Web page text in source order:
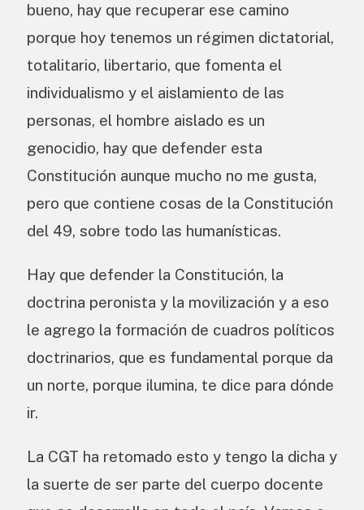
bueno, hay que recuperar ese camino
porque hoy tenemos un régimen dictatorial,
totalitario, libertario, que fomenta el
individualismo y el aislamiento de las
personas, el hombre aislado es un
genocidio, hay que defender esta
Constitución aunque mucho no me gusta,
pero que contiene cosas de la Constitución
del 49, sobre todo las humanísticas.
Hay que defender la Constitución, la
doctrina peronista y la movilización y a eso
le agrego la formación de cuadros políticos
doctrinarios, que es fundamental porque da
un norte, porque ilumina, te dice para dónde
ir.
La CGT ha retomado esto y tengo la dicha y
la suerte de ser parte del cuerpo docente